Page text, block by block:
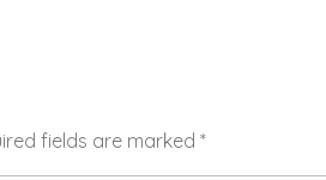
fields are marked *